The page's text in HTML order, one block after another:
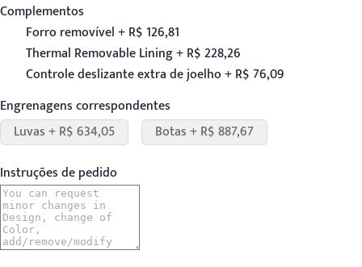
Complementos
Forro removível + R$ 126,81
Thermal Removable Lining + R$ 228,26
Controle deslizante extra de joelho + R$ 76,09
Engrenagens correspondentes
Luvas + R$ 634,05
Botas + R$ 887,67
Instruções de pedido